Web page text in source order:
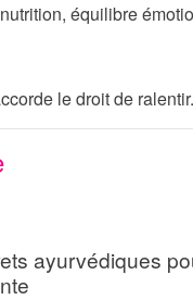
équilibre
le droit de
ayurvédiques